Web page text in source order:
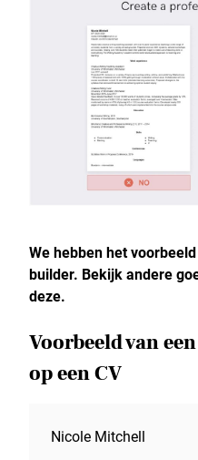
We hebben het
builder. Bekijk andere
deze.
Voorbeeld van
op een CV
Nicole Mitchell